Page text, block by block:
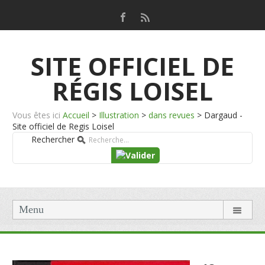
SITE OFFICIEL DE
RÉGIS LOISEL
Vous êtes ici Accueil > Illustration > dans revues > Dargaud -
Site officiel de Regis Loisel
Rechercher
Menu